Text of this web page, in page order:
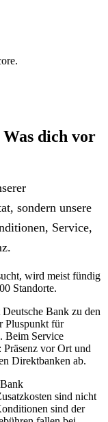
dich vor
sondern unsere
Service,
wird meist fündig
Standorte.
Bank zu den
Pluspunkt für
Beim Service
vor Ort und
Direktbanken ab.
sind nicht
sind der